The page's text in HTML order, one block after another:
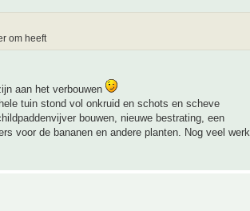
om heeft
aan het verbouwen
tuin stond vol onkruid en schots en scheve
bouwen, nieuwe bestrating, een
voor de bananen en andere planten. Nog veel werk